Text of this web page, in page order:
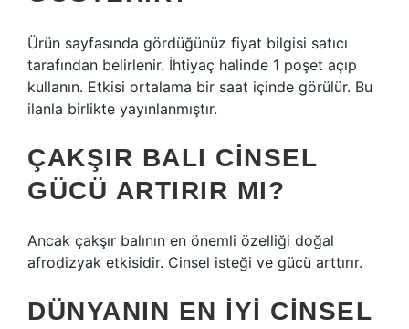
Ürün sayfasında gördüğünüz fiyat bilgisi satıcı
tarafından belirlenir. İhtiyaç halinde 1 poşet açıp
kullanın. Etkisi ortalama bir saat içinde görülür. Bu
ilanla birlikte yayınlanmıştır.
ÇAKŞIR BALI CINSEL
GÜCÜ ARTIRIR MI?
Ancak çakşır balının en önemli özelliği doğal
afrodizyak etkisidir. Cinsel isteği ve gücü arttırır.
DÜNYANIN EN IYI CINSEL